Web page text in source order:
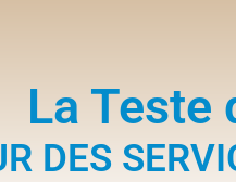
La Teste
DES